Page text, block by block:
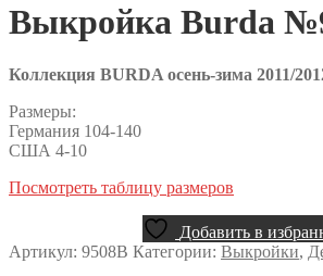
Выкройка Burda
Коллекция BURDA осень-зима 2011/
Размеры:
Германия 104-140
США 4-10
Посмотреть таблицу размеров
Добавить в
Артикул: 9508B Категории: Выкройки,